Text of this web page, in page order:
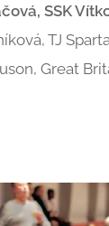
SSK
TJ
Great